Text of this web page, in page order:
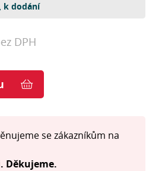
k dodání
DPH
se zákazníkům na
Děkujeme.